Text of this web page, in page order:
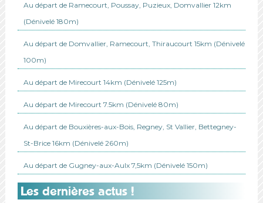
Au départ de Ramecourt, Poussay, Puzieux, Domvallier 12km
(Dénivelé 180m)
Au départ de Domvallier, Ramecourt, Thiraucourt 15km (Dénivelé
100m)
Au départ de Mirecourt 14km (Dénivelé 125m)
Au départ de Mirecourt 7.5km (Dénivelé 80m)
Au départ de Bouxières-aux-Bois, Regney, St Vallier, Bettegney-
St-Brice 16km (Dénivelé 260m)
Au départ de Gugney-aux-Aulx 7,5km (Dénivelé 150m)
Les dernières actus !